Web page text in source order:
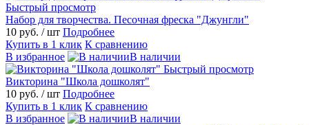
Быстрый просмотр
Набор для творчества. Песочная фреска "Джунгли"
10 руб. / шт Подробнее
Купить в 1 клик К сравнению
В избранное
В наличии
Быстрый просмотр
Викторина "Школа дошколят"
10 руб. / шт Подробнее
Купить в 1 клик К сравнению
В избранное
В наличии